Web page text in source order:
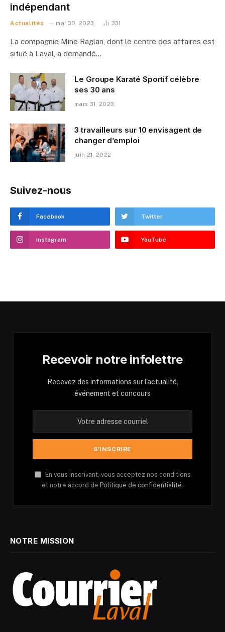
indépendant
Actualités mai 30, 2023 331
La compagnie Mine Raglan, dont le centre des affaires est
situé à Laval, a demandé…
Le Groupe Karaté Sportif célèbre
ses 30 ans
mars 31, 2023
3 travailleurs sur 10 envisagent de
changer d’emploi
juin 21, 2022
Suivez-nous
Facebook Twitter
Instagram YouTube
Recevoir notre infolettre
Recevez des informations sur l'actualité,
événement et concours
En vous inscrivant, vous acceptez nos conditions
et notre accord de Politique de confidentialité.
NOTRE MISSION